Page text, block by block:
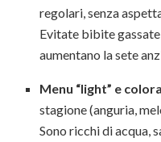
regolari, senza
Evitate bibite
aumentano la sete
Menu “light” e
stagione (anguria,
Sono ricchi di acqua,